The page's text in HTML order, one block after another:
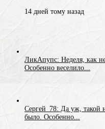
14 дней тому назад
ЛикАпупс: Неделя, как
Особенно веселило...
Сергей_78: Да уж, такой
было. Особенно...